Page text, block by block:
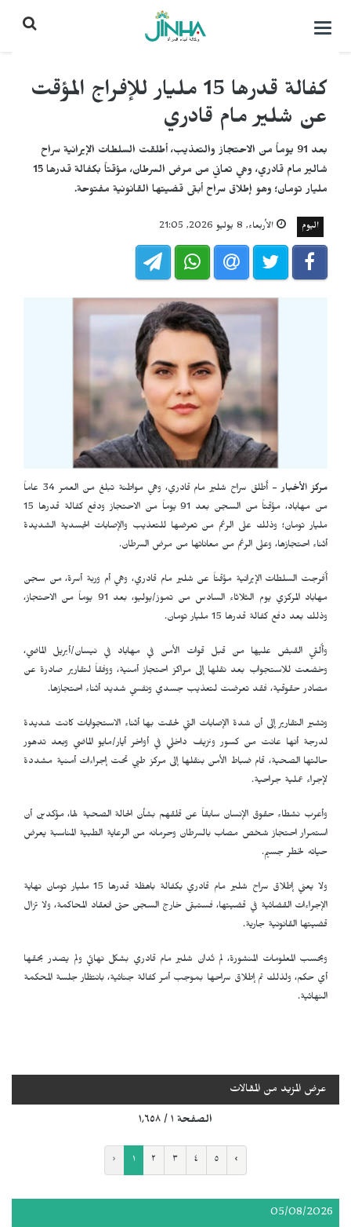
التحكم
كفالة قدرها 15 مليار للإفراج المؤقت
عن شلير مام قادري
بعد 91 يوماً من الاحتجاز والتعذيب، أطلقت السلطات الإيرانية سراح
شالير مام قادري، وهي تعاني من مرض السرطان، مؤقتاً بكفالة قدرها 15
مليار تومان؛ وهو إطلاق سراح أبقى قضيتها القانونية مفتوحة.
اليوم الأربعاء, 8 يوليو 2026, 21:05
مركز الأخبار -
أُطلق سراح شلير مام قادري، وهي مواطنة تبلغ من العمر 34 عاماً
من مهاباد، مؤقتاً من السجن بعد 91 يوماً من الاحتجاز ودفع كفالة قدرها 15
مليار تومان؛ وذلك على الرغم من تعرضها للتعذيب والإصابات الجسدية الشديدة
أثناء احتجازها، وعلى الرغم من معاناتها من مرض السرطان.
أُفرجت السلطات الإيرانية مؤقتاً عن شلير مام قادري، وهي أم وربة أسرة، من سجن
مهاباد المركزي يوم الثلاثاء السادس من تموز/يوليو، بعد 91 يوماً من الاحتجاز،
وذلك بعد دفع كفالة قدرها 15 مليار تومان.
وأُلقي القبض عليها من قبل قوات الأمن في مهاباد في نيسان/أبريل الماضي،
وخضعت للاستجواب بعد نقلها إلى مراكز احتجاز أمنية، ووفقاً لتقارير صادرة عن
مصادر حقوقية، فقد تعرضت لتعذيب جسدي ونفسي شديد أثناء احتجازها.
وتشير التقارير إلى أن شدة الإصابات التي لحقت بها أثناء الاستجوابات كانت شديدة
لدرجة أنها عانت من كسور ونزيف داخلي في أواخر أيار/مايو الماضي وبعد تدهور
حالتها الصحية، قام ضباط الأمن بنقلها إلى مركز طبي تحت إجراءات أمنية مشددة
لإجراء عملية جراحية.
وأعرب نشطاء حقوق الإنسان سابقاً عن قلقهم بشأن الحالة الصحية لها، مؤكدين أن
استمرار احتجاز شخص مصاب بالسرطان وحرمانه من الرعاية الطبية المناسبة يعرض
حياته لخطر جسيم.
ولا يعني إطلاق سراح شلير مام قادري بكفالة باهظة قدرها 15 مليار تومان نهاية
الإجراءات القضائية في قضيتها، فستبقى خارج السجن حتى انعقاد المحاكمة، ولا تزال
قضيتها القانونية جارية.
وبحسب المعلومات المنشورة، لم تُدان شلير مام قادري بشكل نهائي ولم يصدر بحقها
أي حكم، ولذلك تم إطلاق سراحها بموجب أمر كفالة جنائية، بانتظار جلسة المحكمة
النهائية.
عرض المزيد من المقالات
الصفحة ١ / ١٬٦٥٨
‹ ١ ٢ ٣ ٤ ٥ ›
05/08/2026